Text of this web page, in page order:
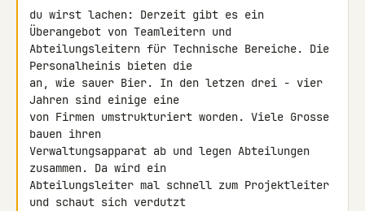
du wirst lachen: Derzeit gibt es ein
Überangebot von Teamleitern und
Abteilungsleitern für Technische Bereiche. Die
Personalheinis bieten die
an, wie sauer Bier. In den letzen drei - vier
Jahren sind einige eine
von Firmen umstrukturiert worden. Viele Grosse
bauen ihren
Verwaltungsapparat ab und legen Abteilungen
zusammen. Da wird ein
Abteilungsleiter mal schnell zum Projektleiter
und schaut sich verdutzt